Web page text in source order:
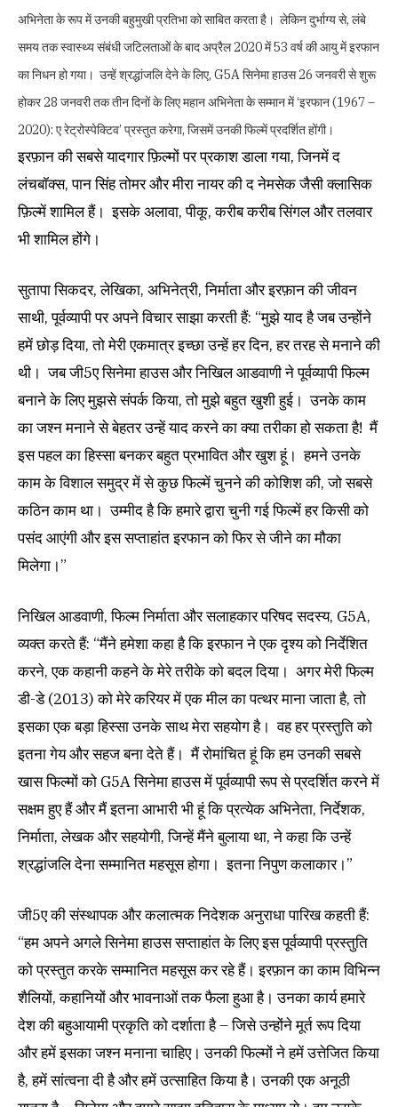
अभिनेता के रूप में उनकी बहुमुखी प्रतिभा को साबित करता है। लेकिन दुर्भाग्य से, लंबे
समय तक स्वास्थ्य संबंधी जटिलताओं के बाद अप्रैल 2020 में 53 वर्ष की आयु में इरफान
का निधन हो गया। उन्हें श्रद्धांजलि देने के लिए, G5A सिनेमा हाउस 26 जनवरी से शुरू
होकर 28 जनवरी तक तीन दिनों के लिए महान अभिनेता के सम्मान में ‘इरफान (1967 –
2020): ए रेट्रोस्पेक्टिव’ प्रस्तुत करेगा, जिसमें उनकी फिल्में प्रदर्शित होंगी।
इरफ़ान की सबसे यादगार फ़िल्मों पर प्रकाश डाला गया, जिनमें द
लंचबॉक्स, पान सिंह तोमर और मीरा नायर की द नेमसेक जैसी क्लासिक
फ़िल्में शामिल हैं। इसके अलावा, पीकू, करीब करीब सिंगल और तलवार
भी शामिल होंगे।
सुतापा सिकदर, लेखिका, अभिनेत्री, निर्माता और इरफ़ान की जीवन
साथी, पूर्वव्यापी पर अपने विचार साझा करती हैं: “मुझे याद है जब उन्होंने
हमें छोड़ दिया, तो मेरी एकमात्र इच्छा उन्हें हर दिन, हर तरह से मनाने की
थी। जब जी5ए सिनेमा हाउस और निखिल आडवाणी ने पूर्वव्यापी फिल्म
बनाने के लिए मुझसे संपर्क किया, तो मुझे बहुत खुशी हुई। उनके काम
का जश्न मनाने से बेहतर उन्हें याद करने का क्या तरीका हो सकता है! मैं
इस पहल का हिस्सा बनकर बहुत प्रभावित और खुश हूं। हमने उनके
काम के विशाल समुद्र में से कुछ फिल्में चुनने की कोशिश की, जो सबसे
कठिन काम था। उम्मीद है कि हमारे द्वारा चुनी गई फिल्में हर किसी को
पसंद आएंगी और इस सप्ताहांत इरफान को फिर से जीने का मौका
मिलेगा।”
निखिल आडवाणी, फिल्म निर्माता और सलाहकार परिषद सदस्य, G5A,
व्यक्त करते हैं: “मैंने हमेशा कहा है कि इरफान ने एक दृश्य को निर्देशित
करने, एक कहानी कहने के मेरे तरीके को बदल दिया। अगर मेरी फिल्म
डी-डे (2013) को मेरे करियर में एक मील का पत्थर माना जाता है, तो
इसका एक बड़ा हिस्सा उनके साथ मेरा सहयोग है। वह हर प्रस्तुति को
इतना गेय और सहज बना देते हैं। मैं रोमांचित हूं कि हम उनकी सबसे
खास फिल्मों को G5A सिनेमा हाउस में पूर्वव्यापी रूप से प्रदर्शित करने में
सक्षम हुए हैं और मैं इतना आभारी भी हूं कि प्रत्येक अभिनेता, निर्देशक,
निर्माता, लेखक और सहयोगी, जिन्हें मैंने बुलाया था, ने कहा कि उन्हें
श्रद्धांजलि देना सम्मानित महसूस होगा। इतना निपुण कलाकार।”
जी5ए की संस्थापक और कलात्मक निदेशक अनुराधा पारिख कहती हैं:
“हम अपने अगले सिनेमा हाउस सप्ताहांत के लिए इस पूर्वव्यापी प्रस्तुति
को प्रस्तुत करके सम्मानित महसूस कर रहे हैं। इरफ़ान का काम विभिन्न
शैलियों, कहानियों और भावनाओं तक फैला हुआ है। उनका कार्य हमारे
देश की बहुआयामी प्रकृति को दर्शाता है – जिसे उन्होंने मूर्त रूप दिया
और हमें इसका जश्न मनाना चाहिए। उनकी फिल्मों ने हमें उत्तेजित किया
है, हमें सांत्वना दी है और हमें उत्साहित किया है। उनकी एक अनूठी